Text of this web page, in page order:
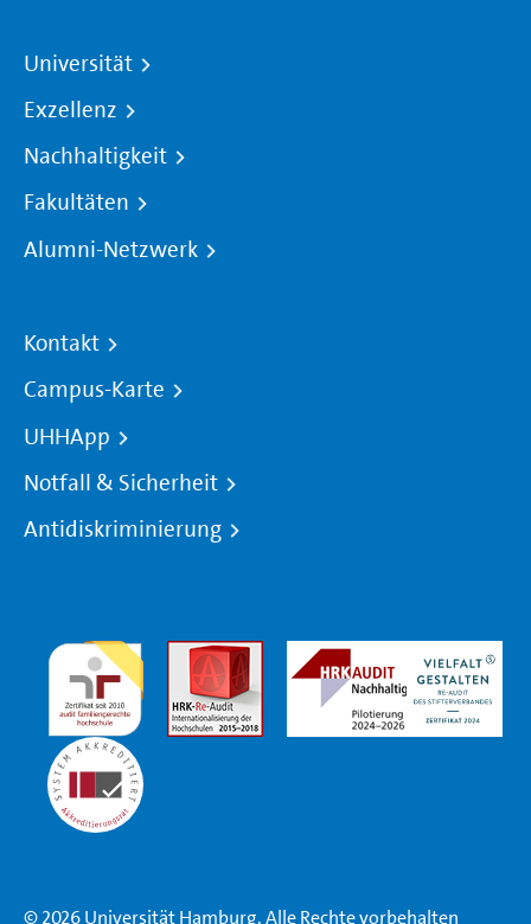
Universität
Exzellenz
Nachhaltigkeit
Fakultäten
Alumni-Netzwerk
Kontakt
Campus-Karte
UHHApp
Notfall & Sicherheit
Antidiskriminierung
© 2026 Universität Hamburg. Alle Rechte vorbehalten